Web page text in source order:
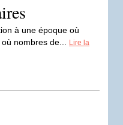
à une époque où
nombres de...
Lire la